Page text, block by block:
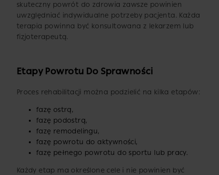
skuteczny powrót do zdrowia zawsze powinien
uwzględniać indywidualne potrzeby pacjenta. Każda
terapia powinna być konsultowana z lekarzem lub
fizjoterapeutą.
Etapy Powrotu Do Sprawności
Proces rehabilitacji można podzielić na kilka etapów:
fazę ostrą,
fazę podostrą,
fazę remodelingu,
fazę powrotu do aktywności,
fazę pełnego powrotu do sportu lub pracy.
Każdy etap ma określone cele i nie powinien być